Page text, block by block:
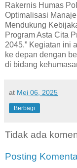
Rakernis Humas
Optimalisasi
Mendukung
Program Asta Cita
2045.” Kegiatan ini
ke depan dengan
di bidang
at Mei 06, 2025
Berbagi
Tidak ada
Posting